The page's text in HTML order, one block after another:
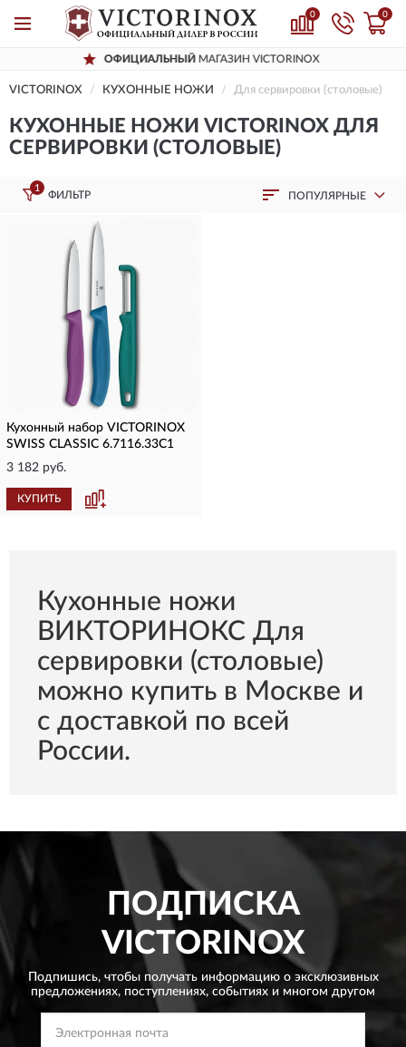
0 0
ОФИЦИАЛЬНЫЙМАГАЗИН VICTORINOX
VICTORINOX КУХОННЫЕ НОЖИ Для сервировки (столовые)
КУХОННЫЕ НОЖИ VICTORINOX ДЛЯ
СЕРВИРОВКИ (СТОЛОВЫЕ)
1
ФИЛЬТР ПОПУЛЯРНЫЕ
Кухонный набор VICTORINOX
SWISS CLASSIC 6.7116.33C1
3 182 руб.
КУПИТЬ
Кухонные ножи
ВИКТОРИНОКС Для
сервировки (столовые)
можно купить в Москве и
с доставкой по всей
России.
ПОДПИСКА
VICTORINOX
Подпишись, чтобы получать информацию о эксклюзивных
предложениях, поступлениях, событиях и многом другом